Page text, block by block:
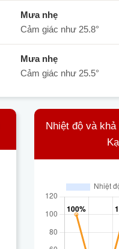
mưa nhẹ
Cảm giác như 25.8°
mưa nhẹ
Cảm giác như 25.5°
Nhiệt độ và